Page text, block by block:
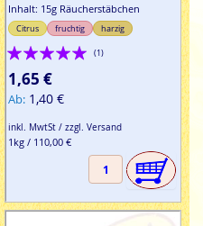
Inhalt: 15g Räucherstäbchen
Citrus fruchtig harzig
Bewertung:
100%
(1)
1,65 €
Ab 1,40 €
inkl. MwtSt / zzgl. Versand
1kg / 110,00 €